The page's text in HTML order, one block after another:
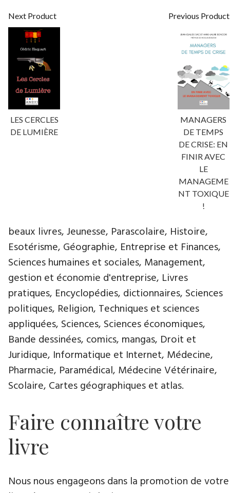
Next Product
LES CERCLES
DE LUMIÈRE
Previous Product
MANAGERS
DE TEMPS
DE CRISE: EN
FINIR AVEC
LE
MANAGEME
NT TOXIQUE
!
beaux livres, Jeunesse, Parascolaire, Histoire,
Esotérisme, Géographie, Entreprise et Finances,
Sciences humaines et sociales, Management,
gestion et économie d'entreprise, Livres
pratiques, Encyclopédies, dictionnaires, Sciences
politiques, Religion, Techniques et sciences
appliquées, Sciences, Sciences économiques,
Bande dessinées, comics, mangas, Droit et
Juridique, Informatique et Internet, Médecine,
Pharmacie, Paramédical, Médecine Vétérinaire,
Scolaire, Cartes géographiques et atlas.
Faire connaître votre
livre
Nous nous engageons dans la promotion de votre